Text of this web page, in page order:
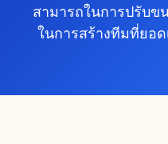
สามารถในการปรับ
ในการสร้างทีมที่ยอ